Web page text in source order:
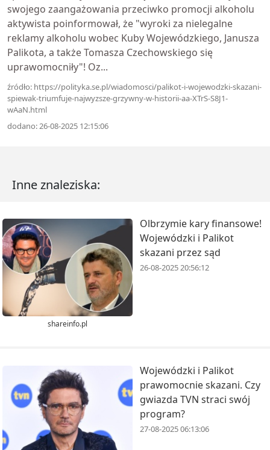
swojego zaangażowania przeciwko promocji alkoholu
aktywista poinformował, że "wyroki za nielegalne
reklamy alkoholu wobec Kuby Wojewódzkiego, Janusza
Palikota, a także Tomasza Czechowskiego się
uprawomocniły"! Oz...
źródło: https://polityka.se.pl/wiadomosci/palikot-i-wojewodzki-skazani-
spiewak-triumfuje-najwyzsze-grzywny-w-historii-aa-XTrS-S8J1-
wAaN.html
dodano: 26-08-2025 12:15:06
Inne znaleziska:
shareinfo.pl
Olbrzymie kary finansowe!
Wojewódzki i Palikot
skazani przez sąd
26-08-2025 20:56:12
Wojewódzki i Palikot
prawomocnie skazani. Czy
gwiazda TVN straci swój
program?
27-08-2025 06:13:06